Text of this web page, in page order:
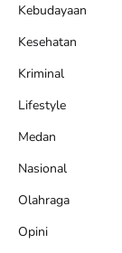
Kebudayaan
Kesehatan
Kriminal
Lifestyle
Medan
Nasional
Olahraga
Opini